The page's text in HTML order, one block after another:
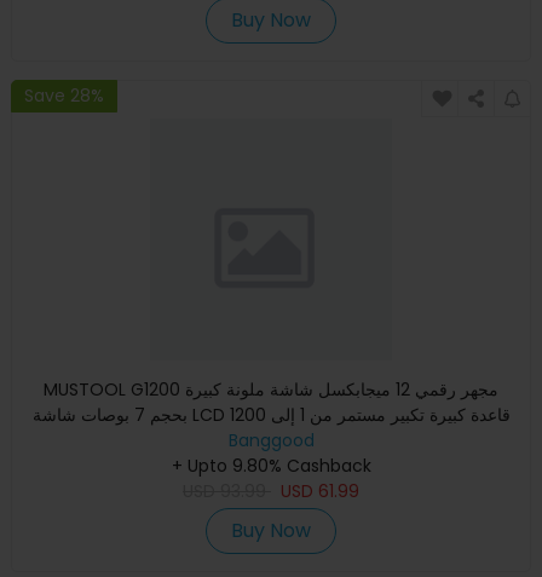
Buy Now
Save 28%
MUSTOOL G1200 مجهر رقمي 12 ميجابكسل شاشة ملونة كبيرة
بحجم 7 بوصات شاشة LCD قاعدة كبيرة تكبير مستمر من 1 إلى 1200
مرة مع
Banggood
+ Upto 9.80% Cashback
USD 61.99
Buy Now